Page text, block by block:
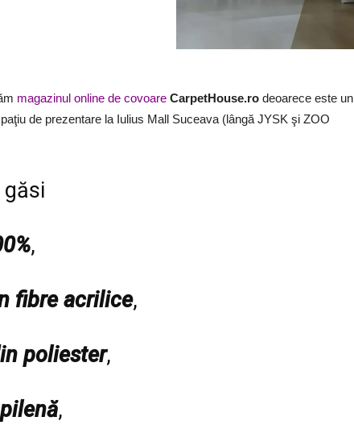
magazinul online de covoare CarpetHouse.ro deoarece este un
de prezentare la Iulius Mall Suceava (lângă JYSK şi ZOO
găsi
,
fibre acrilice,
poliester,
,